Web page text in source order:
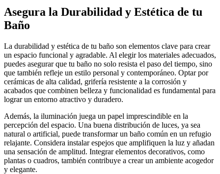
Asegura la Durabilidad y Estética de tu
Baño
La durabilidad y estética de tu baño son elementos clave para crear
un espacio funcional y agradable. Al elegir los materiales adecuados,
puedes asegurar que tu baño no solo resista el paso del tiempo, sino
que también refleje un estilo personal y contemporáneo. Optar por
cerámicas de alta calidad, grifería resistente a la corrosión y
acabados que combinen belleza y funcionalidad es fundamental para
lograr un entorno atractivo y duradero.
Además, la iluminación juega un papel imprescindible en la
percepción del espacio. Una buena distribución de luces, ya sea
natural o artificial, puede transformar un baño común en un refugio
relajante. Considera instalar espejos que amplifiquen la luz y añadan
una sensación de amplitud. Integrar elementos decorativos, como
plantas o cuadros, también contribuye a crear un ambiente acogedor
y elegante.